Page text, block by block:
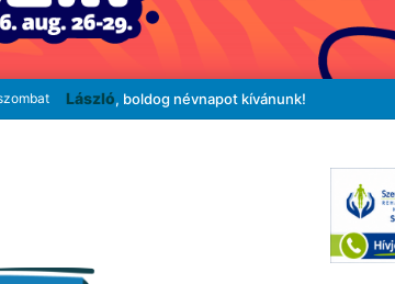
László, boldog névnapot kívánunk!